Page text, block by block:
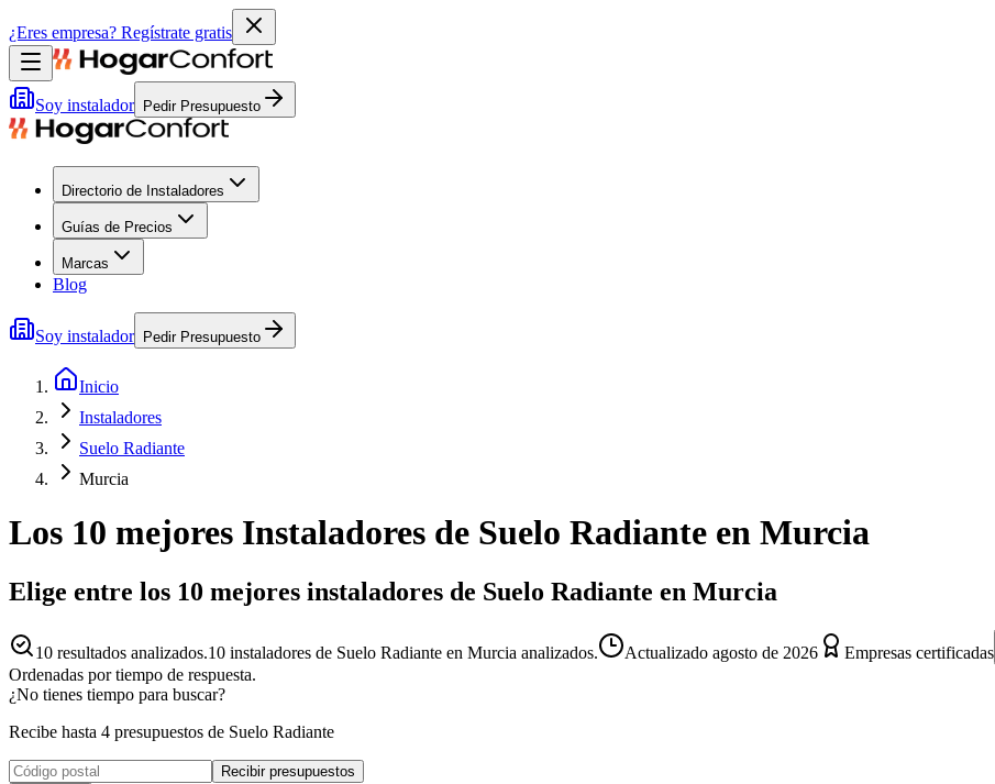
¿Eres empresa? Regístrate gratis
Soy instalador Pedir Presupuesto
Directorio de Instaladores
Guías de Precios
Marcas
Blog
Soy instalador Pedir Presupuesto
Inicio
Instaladores
Suelo Radiante
Murcia
Los 10 mejores Instaladores de Suelo Radiante en Murcia
Elige entre los 10 mejores instaladores de Suelo Radiante en Murcia
10 resultados analizados.10 instaladores de Suelo Radiante en Murcia analizados. Actualizado agosto de 2026 Empresas certificadas
Ordenadas por tiempo de respuesta.
¿No tienes tiempo para buscar?
Recibe hasta 4 presupuestos de Suelo Radiante
Recibir presupuestos